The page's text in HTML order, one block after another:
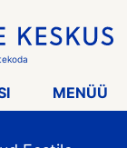
MENÜÜ